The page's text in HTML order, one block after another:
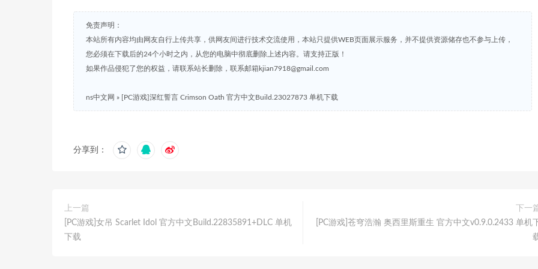
免责声明：
本站所有内容均由网友自行上传共享，供网友间进行技术交流使用，本站只提供WEB页面展示服务，并不提供资源储存也不参与上传，
您必须在下载后的24个小时之内，从您的电脑中彻底删除上述内容。请支持正版！
如果作品侵犯了您的权益，请联系站长删除，联系邮箱kjian7918@gmail.com
ns中文网 » [PC游戏]深红誓言 Crimson Oath 官方中文Build.23027873 单机下载
分享到：
上一篇
[PC游戏]女吊 Scarlet Idol 官方中文Build.22835891+DLC 单机
下载
下一
[PC游戏]苍穹浩瀚 奥西里斯重生 官方中文v0.9.0.2433 单机